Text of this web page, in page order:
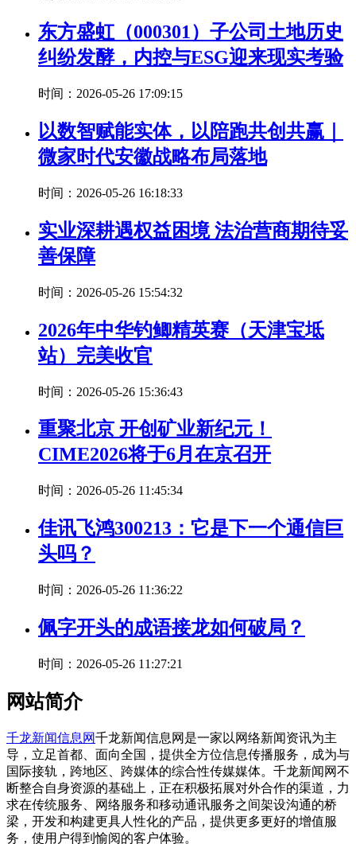
东方盛虹（000301）子公司土地历史
纠纷发酵，内控与ESG迎来现实考验
时间：2026-05-26 17:09:15
以数智赋能实体，以陪跑共创共赢｜
微家时代安徽战略布局落地
时间：2026-05-26 16:18:33
实业深耕遇权益困境 法治营商期待妥
善保障
时间：2026-05-26 15:54:32
2026年中华钓鲫精英赛（天津宝坻
站）完美收官
时间：2026-05-26 15:36:43
重聚北京 开创矿业新纪元！
CIME2026将于6月在京召开
时间：2026-05-26 11:45:34
佳讯飞鸿300213：它是下一个通信巨
头吗？
时间：2026-05-26 11:36:22
佩字开头的成语接龙如何破局？
时间：2026-05-26 11:27:21
网站简介
千龙新闻信息网千龙新闻信息网是一家以网络新闻资讯为主
导，立足首都、面向全国，提供全方位信息传播服务，成为与
国际接轨，跨地区、跨媒体的综合性传媒媒体。千龙新闻网不
断整合自身资源的基础上，正在积极拓展对外合作的渠道，力
求在传统服务、网络服务和移动通讯服务之间架设沟通的桥
梁，开发和构建更具人性化的产品，提供更多更好的增值服
务，使用户得到愉阅的客户体验。